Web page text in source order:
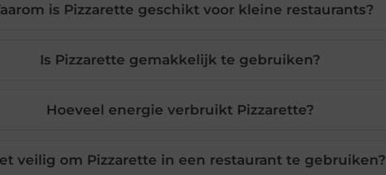
is Pizzarette geschikt voor kleine restaurants?
Is Pizzarette gemakkelijk te gebruiken?
Hoeveel energie verbruikt Pizzarette?
veilig om Pizzarette in een restaurant te gebruiken?